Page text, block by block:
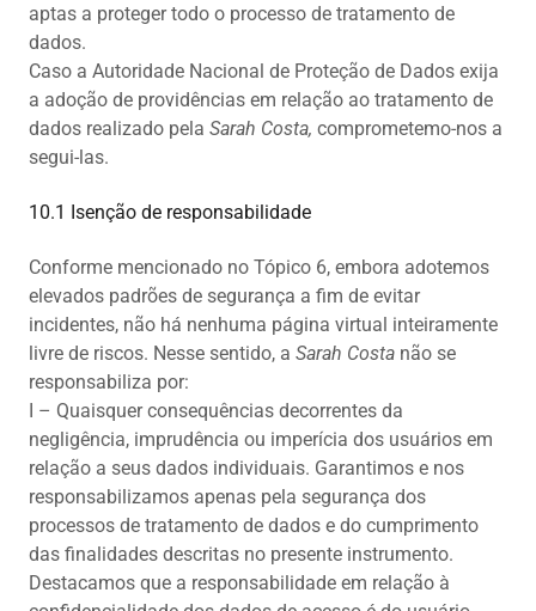
aptas a proteger todo o processo de tratamento de
dados.
Caso a Autoridade Nacional de Proteção de Dados exija
a adoção de providências em relação ao tratamento de
dados realizado pela Sarah Costa, comprometemo-nos a
segui-las.
10.1 Isenção de responsabilidade
Conforme mencionado no Tópico 6, embora adotemos
elevados padrões de segurança a fim de evitar
incidentes, não há nenhuma página virtual inteiramente
livre de riscos. Nesse sentido, a Sarah Costa não se
responsabiliza por:
I – Quaisquer consequências decorrentes da
negligência, imprudência ou imperícia dos usuários em
relação a seus dados individuais. Garantimos e nos
responsabilizamos apenas pela segurança dos
processos de tratamento de dados e do cumprimento
das finalidades descritas no presente instrumento.
Destacamos que a responsabilidade em relação à